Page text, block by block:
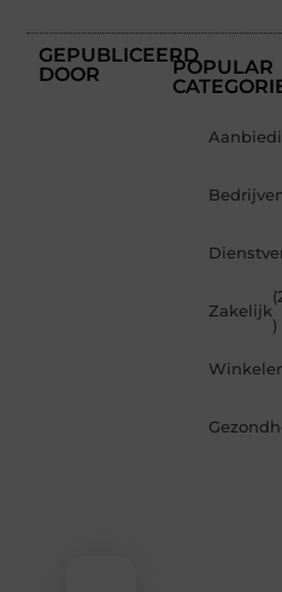
GEPUBLICEERD
DOOR
POPULAR
Zakelijk
)